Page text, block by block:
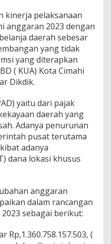
kinerja pelaksanaan
anggaran 2023 dengan
daerah sebesar
yang tidak
yang diterapkan
( KUA) Kota Cimahi
Dikdik.
yaitu dari pajak
daerah yang
Adanya penurunan
pusat terutama
adanya
dana lokasi khusus
anggaran
dalam rancangan
2023 sebagai berikut:
Rp,1.360.758.157.503, (